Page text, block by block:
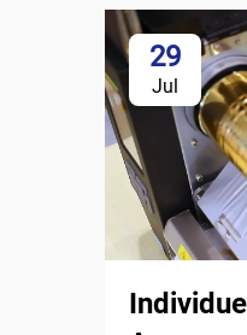
29
Jul